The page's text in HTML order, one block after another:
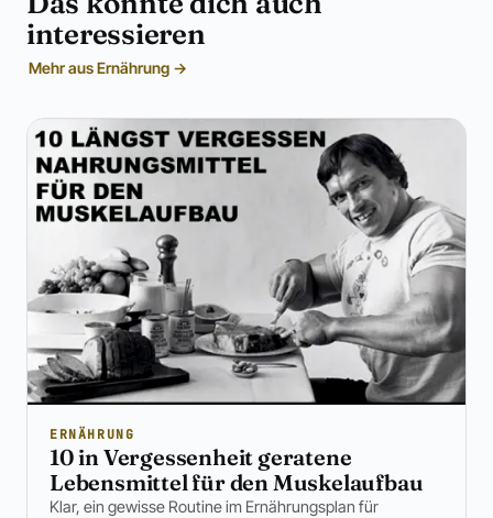
interessieren
Mehr aus Ernährung →
ERNÄHRUNG
10 in Vergessenheit geratene
Lebensmittel für den Muskelaufbau
Klar, ein gewisse Routine im Ernährungsplan für